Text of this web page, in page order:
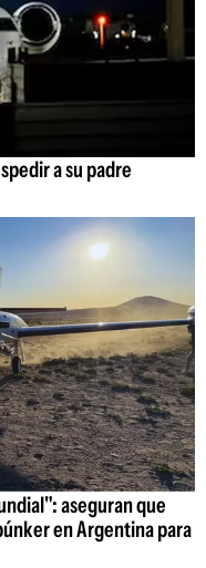
a su padre
aseguran que
en Argentina para